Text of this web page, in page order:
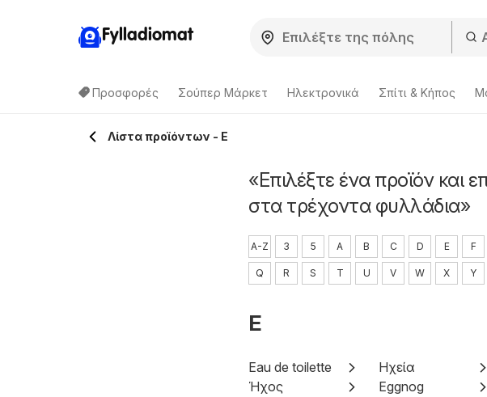
Fylladiomat
Προσφορές Σούπερ Μάρκετ Hλεκτρονικά Σπίτι & Κήπος
Λίστα προϊόντων - E
«Επιλέξτε ένα προϊόν και
στα τρέχοντα φυλλάδια»
A-Z 3 5 A B C D E F
Q R S T U V W X Y
E
Eau de toilette Ηχεία
Ήχος
Eggnog